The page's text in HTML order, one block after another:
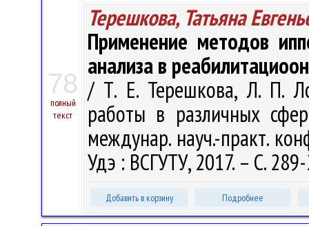
78
полный
текст
Терешкова, Татьяна
Применение методов
анализа в
/ Т. Е. Терешкова, Л. П.
работы в различных
междунар. науч.-практ.
Удэ : ВСГУТУ, 2017. – С.
Добавить в корзину Подробнее